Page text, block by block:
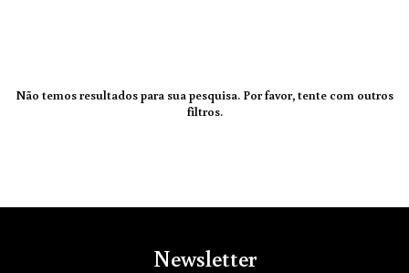
Não temos resultados para sua pesquisa. Por favor, tente com outros
filtros.
Newsletter